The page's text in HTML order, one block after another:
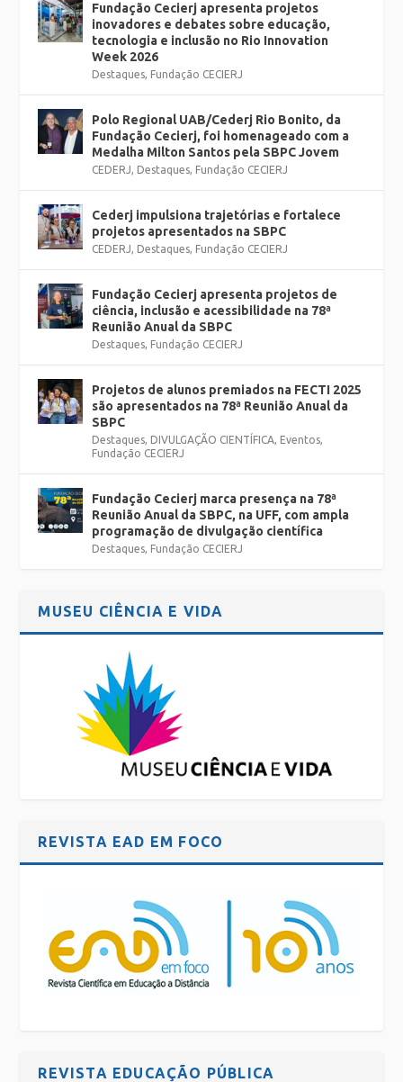
Fundação Cecierj apresenta projetos
inovadores e debates sobre educação,
tecnologia e inclusão no Rio Innovation
Week 2026
Destaques, Fundação CECIERJ
Polo Regional UAB/Cederj Rio Bonito, da
Fundação Cecierj, foi homenageado com a
Medalha Milton Santos pela SBPC Jovem
CEDERJ, Destaques, Fundação CECIERJ
Cederj impulsiona trajetórias e fortalece
projetos apresentados na SBPC
CEDERJ, Destaques, Fundação CECIERJ
Fundação Cecierj apresenta projetos de
ciência, inclusão e acessibilidade na 78ª
Reunião Anual da SBPC
Destaques, Fundação CECIERJ
Projetos de alunos premiados na FECTI 2025
são apresentados na 78ª Reunião Anual da
SBPC
Destaques, DIVULGAÇÃO CIENTÍFICA, Eventos,
Fundação CECIERJ
Fundação Cecierj marca presença na 78ª
Reunião Anual da SBPC, na UFF, com ampla
programação de divulgação científica
Destaques, Fundação CECIERJ
MUSEU CIÊNCIA E VIDA
REVISTA EAD EM FOCO
REVISTA EDUCAÇÃO PÚBLICA